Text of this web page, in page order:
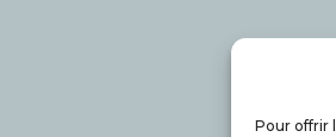
Pour offrir